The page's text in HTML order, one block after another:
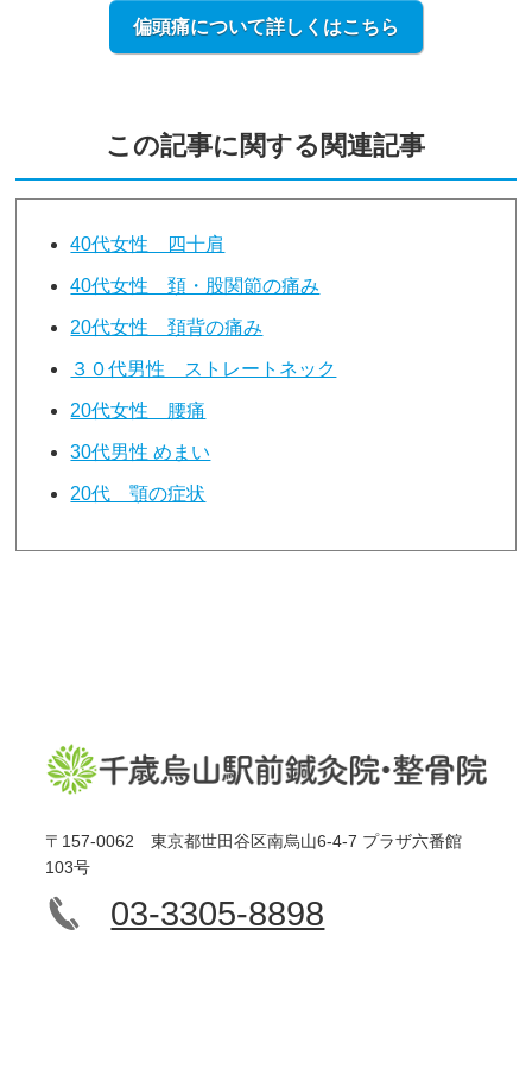
偏頭痛について詳しくはこちら
この記事に関する関連記事
40代女性 四十肩
40代女性 頚・股関節の痛み
20代女性 頚背の痛み
３０代男性 ストレートネック
20代女性 腰痛
30代男性 めまい
20代 顎の症状
〒157-0062 東京都世田谷区南烏山6-4-7 プラザ六番館
103号
03-3305-8898